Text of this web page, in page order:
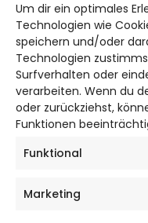
Um dir ein optimales
Technologien wie
speichern und/oder
Technologien
Surfverhalten oder
verarbeiten. Wenn du
oder zurückziehst,
Funktionen
Funktional
Marketing
Bruchtorwall 12
38100 Braunschweig
Telefon: 0531 387220
DAS
WOLFSBURG
Impressum
Cookie Richtlinie